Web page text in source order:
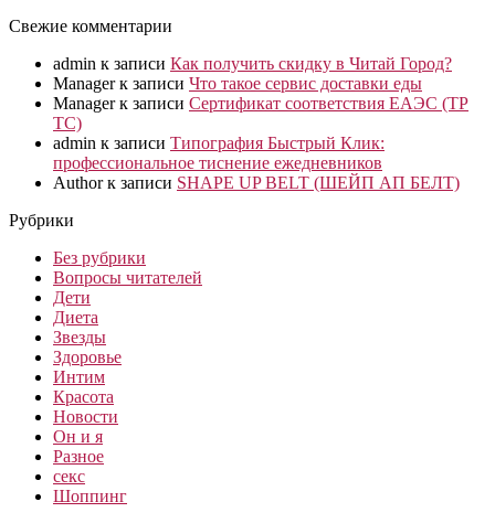
Свежие комментарии
admin к записи Как получить скидку в Читай Город?
Managerк записи Что такое сервис доставки еды
Managerк записи Сертификат соответствия ЕАЭС (ТР
ТС)
admin к записи Типография Быстрый Клик:
профессиональное тиснение ежедневников
Authorк записи SHAPE UP BELT (ШЕЙП АП БЕЛТ)
Рубрики
Без рубрики
Вопросы читателей
Дети
Диета
Звезды
Здоровье
Интим
Красота
Новости
Он и я
Разное
секс
Шоппинг